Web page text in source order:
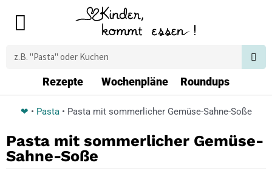
Main
Suche
Rezepte Wochenpläne Roundups
❤ • Pasta• Pasta mit sommerlicher Gemüse-Sahne-Soße
Pasta mit sommerlicher Gemüse-
Sahne-Soße